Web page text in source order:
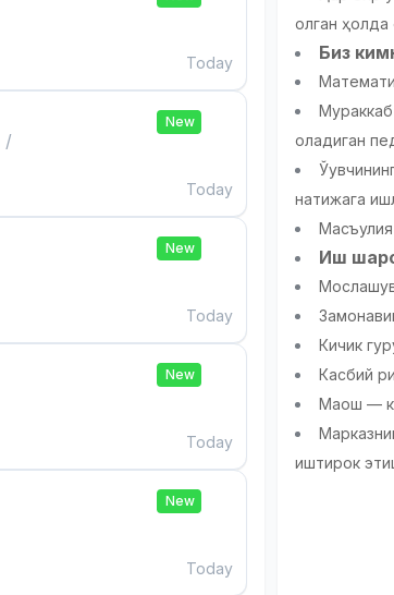
Today
/
New
Today
New
Today
New
Today
New
Today
олган
Биз
оладиган
натижага
Иш
Кичик
Касбий
Маош —
иштирок